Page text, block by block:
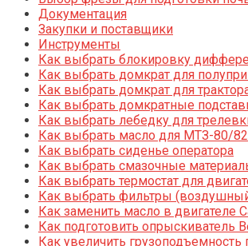
Документация
Закупки и поставщики
Инструменты
Как выбрать блокировку
Как выбрать домкрат для
Как выбрать домкрат для
Как выбрать домкратные
Как выбрать лебедку для
Как выбрать масло для МТЗ-80/82
Как выбрать сиденье оператора
Как выбрать смазочные
Как выбрать термостат для
Как выбрать фильтры
Как заменить масло в двигателе
Как подготовить опрыскиватель
Как увеличить грузоподъемность